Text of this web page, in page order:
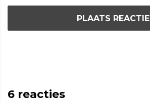
PLAATS REACTIE
6 reacties